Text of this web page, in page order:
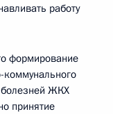
работу
формирование
болезней ЖКХ
принятие